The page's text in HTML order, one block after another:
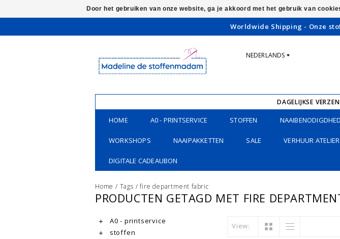
Worldwide Shipping - Onze
NEDERLANDS
DAGELIJKSE
HOME A0 - PRINTSERVICE STOFFEN
WORKSHOPS NAAIPAKKETTEN SALE VERHUUR ATELIER
DIGITALE CADEAUBON
Home / Tags /fire department fabric
PRODUCTEN GETAGD MET FIRE
A0 - printservice
stoffen
View:
Door het gebruiken van onze website, ga je akkoord met het gebruik van